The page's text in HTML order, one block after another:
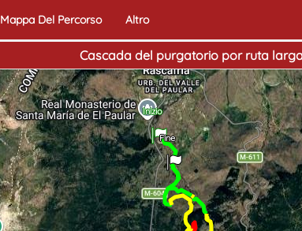
Mappa Del Percorso Altro
Cascada del purgatorio por ruta
Inizio
Fine